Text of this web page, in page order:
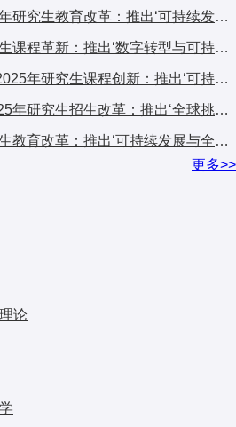
美国伯克利加州大学2025年研究生教育改革：推出‘可持续发展与科技融合’交叉培养计划，引发学术界广泛关注
香港都会大学2025年研究生课程革新：推出‘数字转型与可持续发展’跨学科计划，引发广泛关注
英国雷丁大学亨利商学院2025年研究生课程创新：推出‘可持续金融与ESG’专项计划，引领商科教育新趋势
英国牛津大学耶稣学院2025年研究生招生改革：推出‘全球挑战’跨学科项目，引发国际教育界关注
英国牛津大学2025年研究生教育改革：推出‘可持续发展与全球挑战’交叉学科计划，引发国际教育界关注
更多>>
论